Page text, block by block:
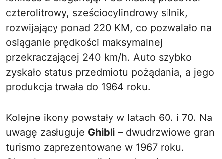
czterolitrowy, sześciocylindrowy silnik,
rozwijający ponad 220 KM, co pozwalało na
osiąganie prędkości maksymalnej
przekraczającej 240 km/h. Auto szybko
zyskało status przedmiotu pożądania, a jego
produkcja trwała do 1964 roku.
Kolejne ikony powstały w latach 60. i 70. Na
uwagę zasługuje Ghibli – dwudrzwiowe gran
turismo zaprezentowane w 1967 roku.